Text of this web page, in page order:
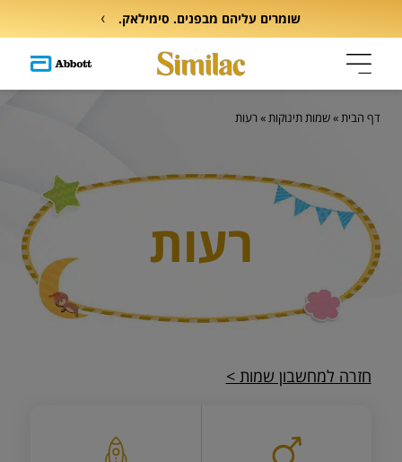
שומרים עליהם מבפנים. סימילאק.
רעות
דף הבית»שמות תינוקות»רעות
חזרה למחשבון שמות >